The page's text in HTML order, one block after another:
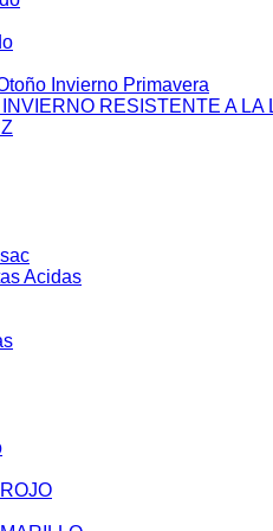
Invierno Primavera
RESISTENTE A LA
Acidas